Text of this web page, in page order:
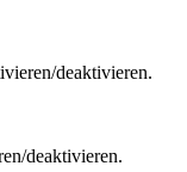
deaktivieren.
deaktivieren.